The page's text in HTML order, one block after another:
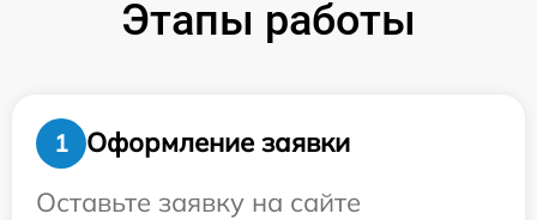
Этапы работы
1
Оформление заявки
Оставьте заявку на сайте